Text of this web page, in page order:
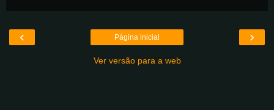
‹ ›
Página inicial
Ver versão para a web